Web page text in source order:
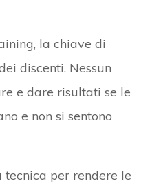
la chiave di
discenti. Nessun
e dare risultati se le
e non si sentono
tecnica per rendere le